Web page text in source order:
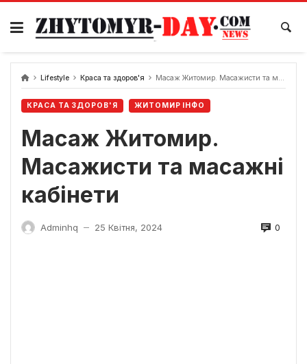
Skip
content
Lifestyle Краса та здоров'я Масаж Житомир. Масажисти та масажні кабінети
КРАСА ТА ЗДОРОВ'Я ЖИТОМИР ІНФО
Масаж Житомир.
Масажисти та масажні
кабінети
Adminhq — 25 Квітня, 2024 0